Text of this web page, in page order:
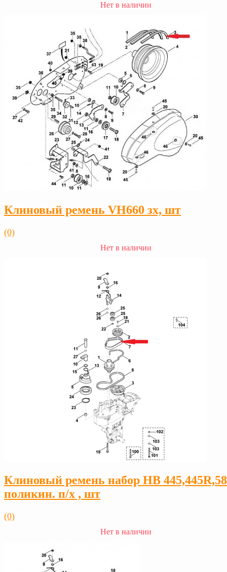
Нет в наличии
Клиновый ремень VH660 зх, шт
(0)
Нет в наличии
Клиновый ремень набор HB
поликин. п/х , шт
(0)
Нет в наличии